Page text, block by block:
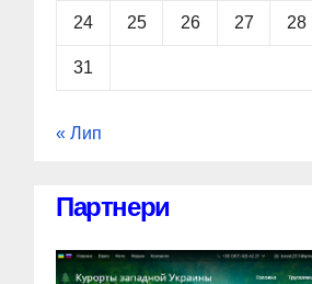
24 25 26 27 28
31
« Лип
Партнери